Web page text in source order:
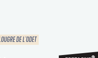
DE L'ODET